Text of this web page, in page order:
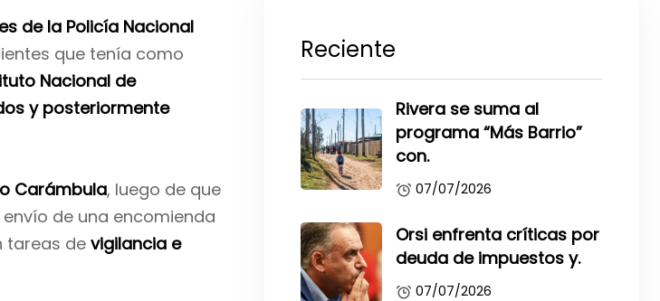
de la Policía Nacional
que tenía como
Nacional de
y posteriormente
Carámbula, luego de que
de una encomienda
tareas de vigilancia e
Reciente
Rivera se suma al
programa “Más Barrio”
con.
07/07/2026
Orsi enfrenta críticas por
deuda de impuestos y.
07/07/2026